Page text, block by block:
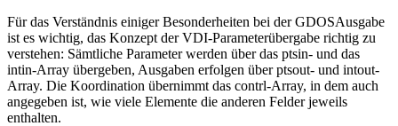
Für das Verständnis einiger Besonderheiten bei der GDOSAusgabe
ist es wichtig, das Konzept der VDI-Parameterübergabe richtig zu
verstehen: Sämtliche Parameter werden über das ptsin- und das
intin-Array übergeben, Ausgaben erfolgen über ptsout- und intout-
Array. Die Koordination übernimmt das contrl-Array, in dem auch
angegeben ist, wie viele Elemente die anderen Felder jeweils
enthalten.